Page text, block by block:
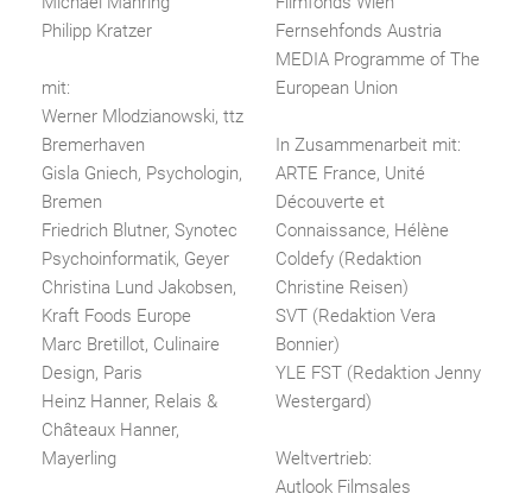
Philipp Kratzer
mit:
Werner Mlodzianowski, ttz
Bremerhaven
Gisla Gniech, Psychologin,
Bremen
Friedrich Blutner, Synotec
Psychoinformatik, Geyer
Christina Lund Jakobsen,
Kraft Foods Europe
Marc Bretillot, Culinaire
Design, Paris
Heinz Hanner, Relais &
Châteaux Hanner,
Mayerling
Fernsehfonds Austria
MEDIA Programme of The
European Union
In Zusammenarbeit mit:
ARTE France, Unité
Découverte et
Connaissance, Hélène
Coldefy (Redaktion
Christine Reisen)
SVT (Redaktion Vera
Bonnier)
YLE FST (Redaktion Jenny
Westergard)
Weltvertrieb:
Autlook Filmsales